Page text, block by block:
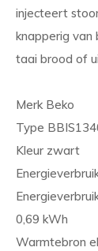
injecteert
knapperig van
taai brood of
Merk Beko
Type
Kleur zwart
0,69 kWh
Warmtebron